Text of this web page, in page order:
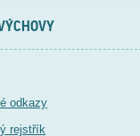
odkazy
rejstřík